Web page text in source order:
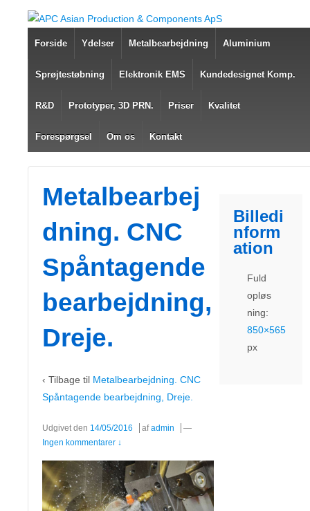
Forside Ydelser Metalbearbejdning Aluminium
Sprøjtestøbning Elektronik EMS Kundedesignet Komp.
R&D Prototyper, 3D PRN. Priser Kvalitet
Forespørgsel Om os Kontakt
Metalbearbej
dning. CNC
Spåntagende
bearbejdning,
Dreje.
‹ Tilbage til Metalbearbejdning. CNC
Spåntagende bearbejdning, Dreje.
Udgivet den 14/05/2016 afadmin
—
Ingen kommentarer ↓
Billedi
nform
ation
Fuld
opløs
ning:
850×565
px